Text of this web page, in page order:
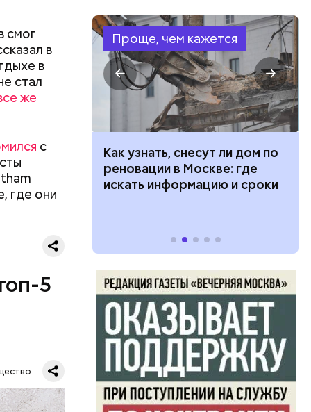
смог
в
в
стал
же
с
где они
5
Проще, чем кажется
тысяч
при
кто может
нужны
Как узнать, снесут ли дом по
реновации в Москве: где
искать информацию и сроки